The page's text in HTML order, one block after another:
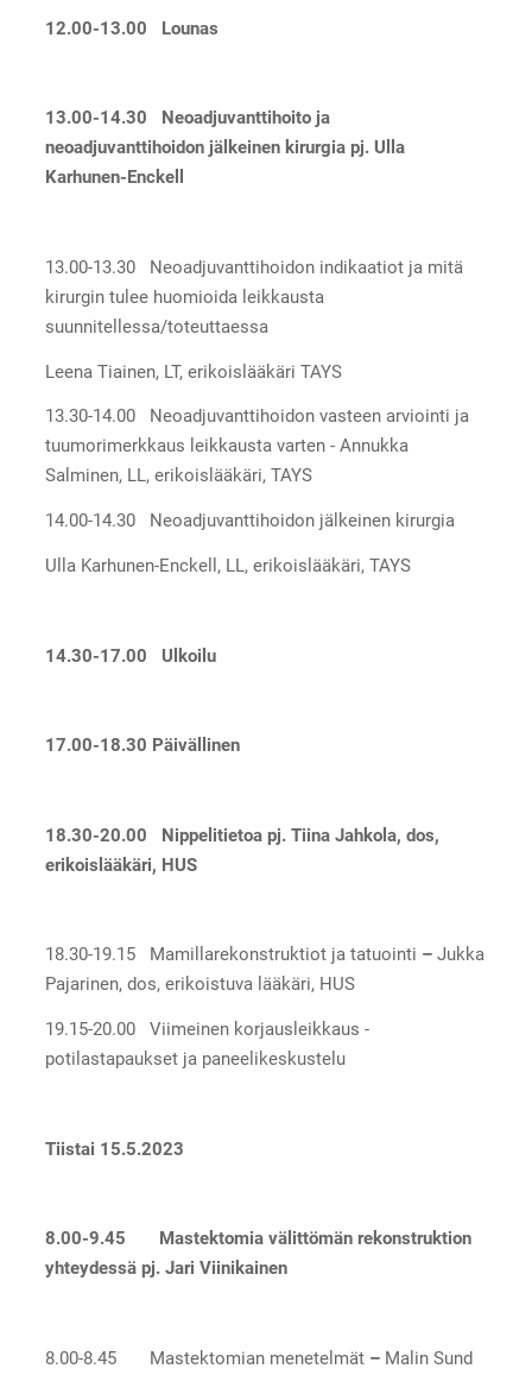
12.00-13.00 Lounas
13.00-14.30 Neoadjuvanttihoito ja
neoadjuvanttihoidon jälkeinen kirurgia pj. Ulla
Karhunen-Enckell
13.00-13.30 Neoadjuvanttihoidon indikaatiot ja mitä
kirurgin tulee huomioida leikkausta
suunnitellessa/toteuttaessa
Leena Tiainen, LT, erikoislääkäri TAYS
13.30-14.00 Neoadjuvanttihoidon vasteen arviointi ja
tuumorimerkkaus leikkausta varten - Annukka
Salminen, LL, erikoislääkäri, TAYS
14.00-14.30 Neoadjuvanttihoidon jälkeinen kirurgia
Ulla Karhunen-Enckell, LL, erikoislääkäri, TAYS
14.30-17.00 Ulkoilu
17.00-18.30 Päivällinen
18.30-20.00 Nippelitietoa pj. Tiina Jahkola, dos,
erikoislääkäri, HUS
18.30-19.15 Mamillarekonstruktiot ja tatuointi – Jukka
Pajarinen, dos, erikoistuva lääkäri, HUS
19.15-20.00 Viimeinen korjausleikkaus -
potilastapaukset ja paneelikeskustelu
Tiistai 15.5.2023
8.00-9.45 Mastektomia välittömän rekonstruktion
yhteydessä pj. Jari Viinikainen
8.00-8.45 Mastektomian menetelmät – Malin Sund